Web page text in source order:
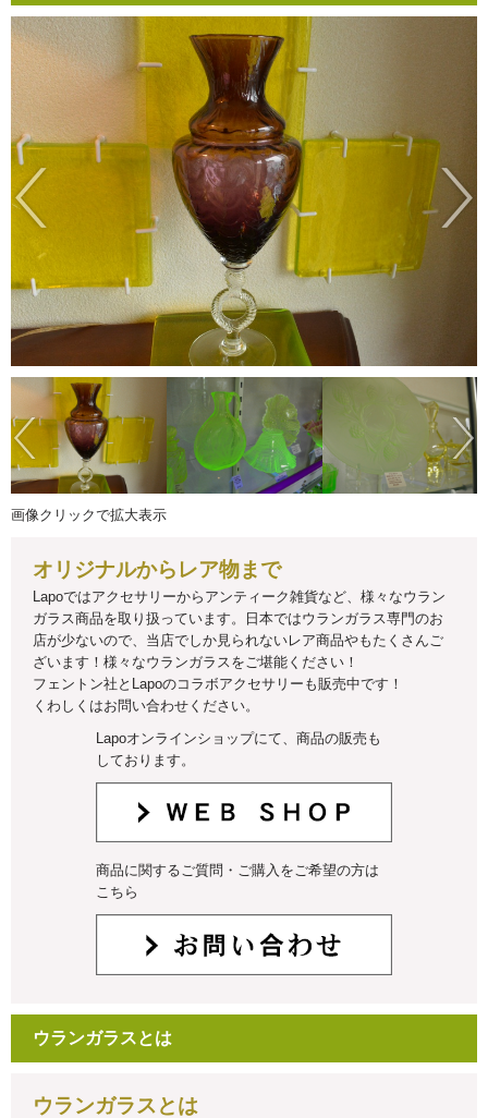
画像クリックで拡大表示
オリジナルからレア物まで
Lapoではアクセサリーからアンティーク雑貨など、様々なウラン
ガラス商品を取り扱っています。日本ではウランガラス専門のお
店が少ないので、当店でしか見られないレア商品やもたくさんご
ざいます！様々なウランガラスをご堪能ください！
フェントン社とLapoのコラボアクセサリーも販売中です！
くわしくはお問い合わせください。
Lapoオンラインショップにて、商品の販売も
しております。
商品に関するご質問・ご購入をご希望の方は
こちら
ウランガラスとは
ウランガラスとは